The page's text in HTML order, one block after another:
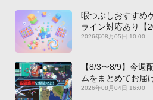
暇つぶしおすすめ
ライン対応あり【
2026年08月05日 10:00
【8/3〜8/9】今週
ムをまとめてお届
2026年08月04日 16:00